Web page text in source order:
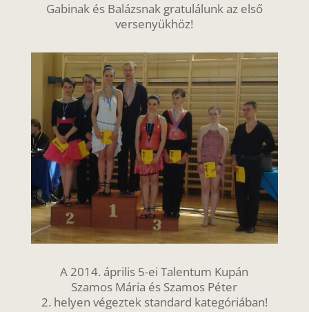
Gabinak és Balázsnak gratulálunk az első
versenyükhöz!
A 2014. április 5-ei Talentum Kupán
Szamos Mária és Szamos Péter
2. helyen végeztek standard kategóriában!